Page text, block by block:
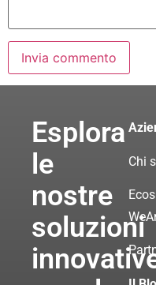
Esplora
le
nostre
soluzioni
Chi